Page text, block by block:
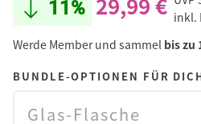
11%
inkl.
Werde Member und sammel bis zu
BUNDLE-OPTIONEN FÜR
Glas-Flasche